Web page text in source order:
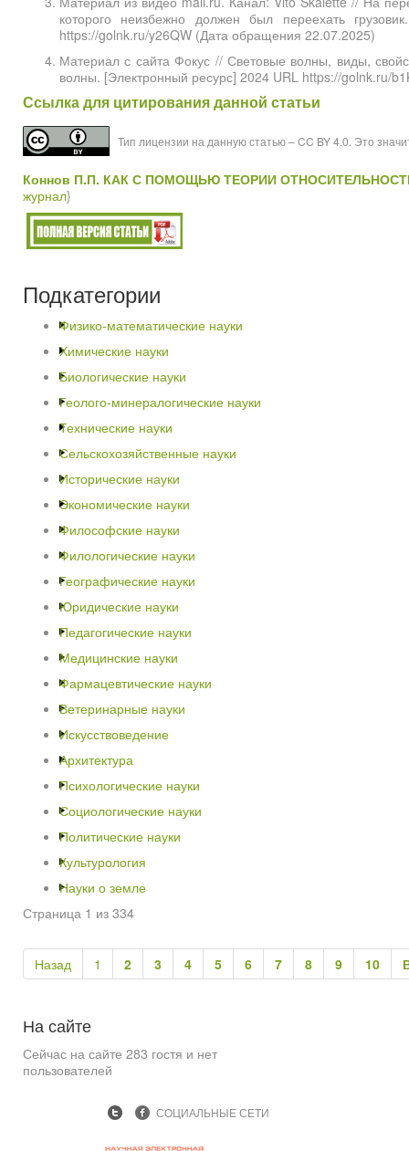
которого неизбежно должен был переехать
https://golnk.ru/y26QW (Дата обращения 22.07.2025)
Материал с сайта Фокус // Световые волны, виды,
волны. [Электронный ресурс] 2024 URL https://golnk.ru/
Ссылка для цитирования данной статьи
Тип лицензии на данную статью – CC BY 4.0. Это
Коннов П.П. КАК С ПОМОЩЬЮ ТЕОРИИ
журнал}
Подкатегории
Физико-математические науки
Химические науки
Биологические науки
Геолого-минералогические науки
Технические науки
Сельскохозяйственные науки
Исторические науки
Экономические науки
Философские науки
Филологические науки
Географические науки
Юридические науки
Педагогические науки
Медицинские науки
Фармацевтические науки
Ветеринарные науки
Искусствоведение
Архитектура
Психологические науки
Социологические науки
Политические науки
Культурология
Науки о земле
Страница 1 из 334
Назад 1 2 3 4 5 6 7 8 9 10
На сайте
Сейчас на сайте 283 гостя и нет
пользователей
СОЦИАЛЬНЫЕ СЕТИ